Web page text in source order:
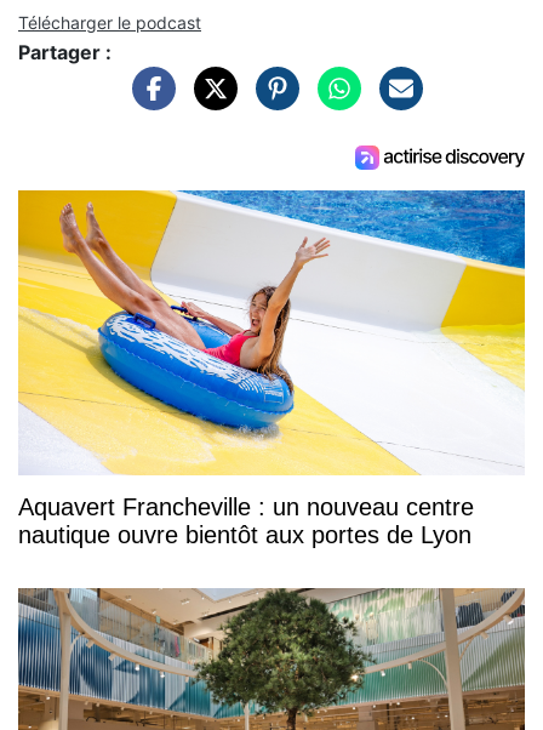
Télécharger le podcast
Partager :
Aquavert Francheville : un nouveau centre
nautique ouvre bientôt aux portes de Lyon